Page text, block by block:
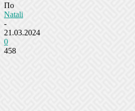
По
Natali
-
21.03.2024
0
458